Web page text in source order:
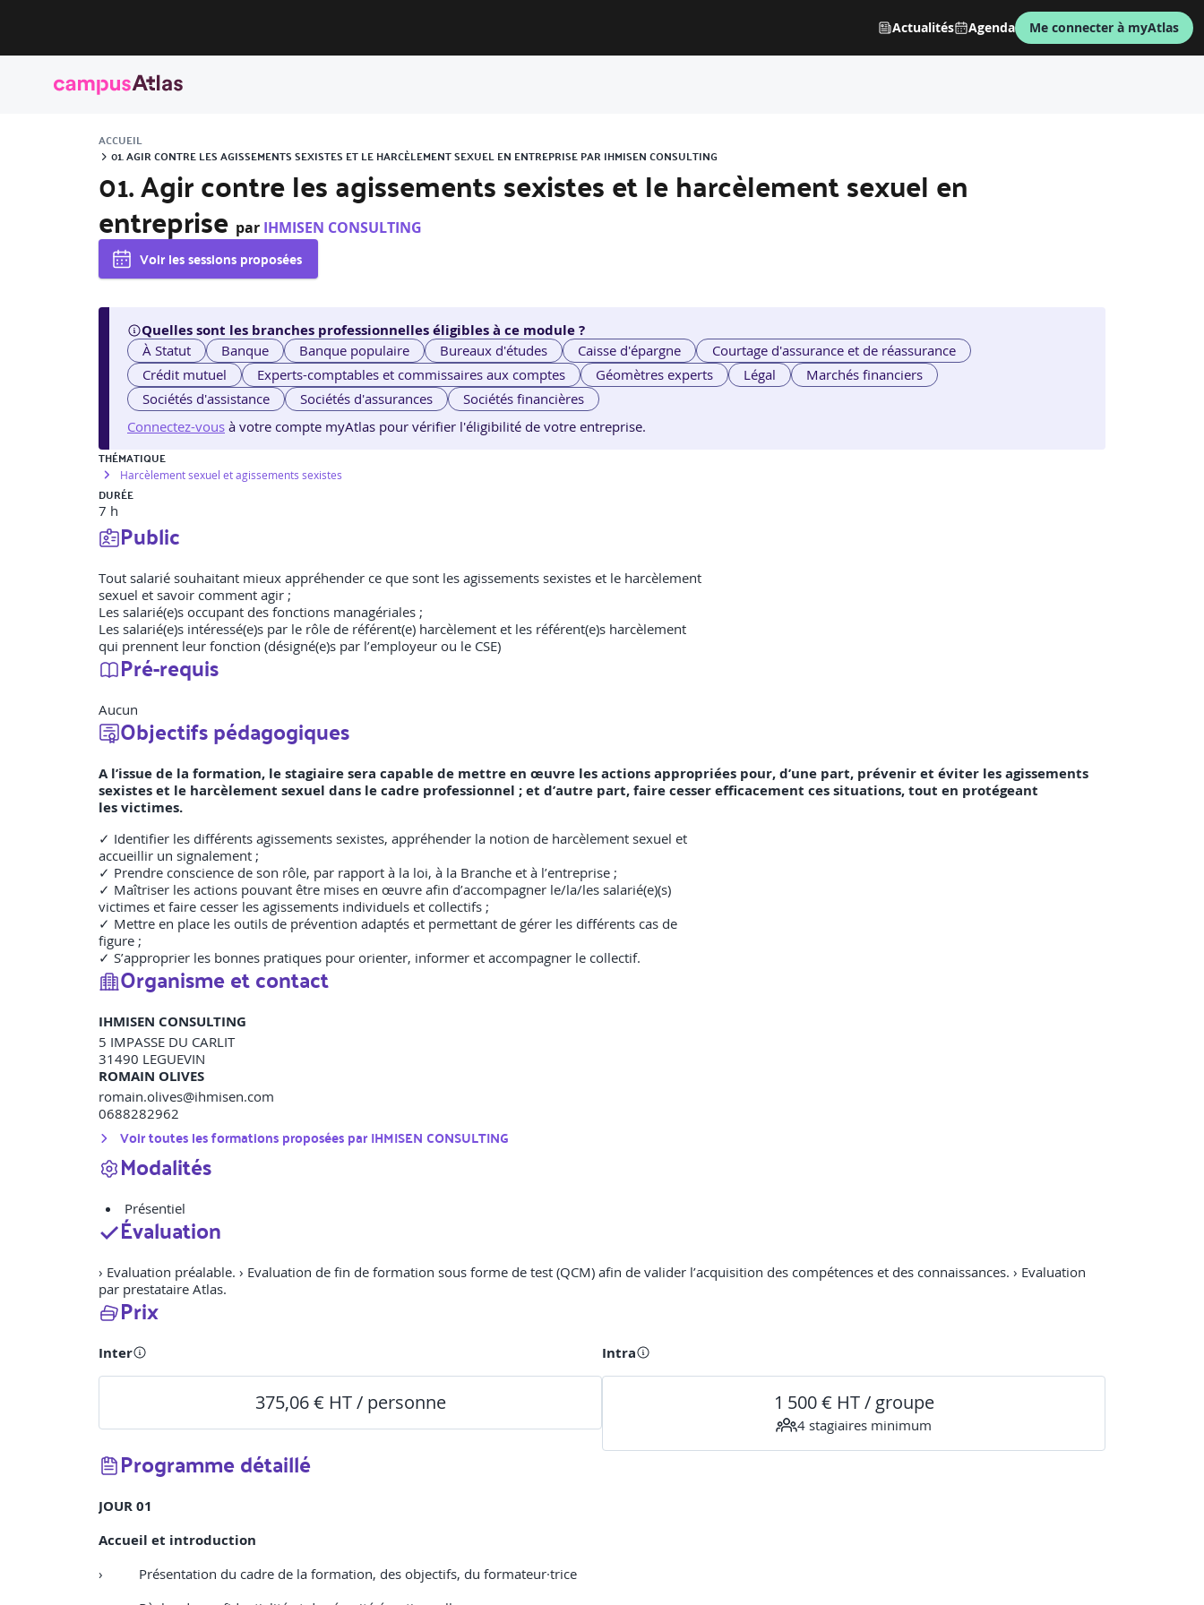
Actualités Agenda Me connecter à myAtlas
ACCUEIL
01. AGIR CONTRE LES AGISSEMENTS SEXISTES ET LE HARCÈLEMENT SEXUEL EN ENTREPRISE PAR IHMISEN CONSULTING
01. Agir contre les agissements sexistes et le harcèlement sexuel en
entreprise par IHMISEN CONSULTING
Voir les sessions proposées
Quelles sont les branches professionnelles éligibles à ce module ?
À Statut Banque Banque populaire Bureaux d'études Caisse d'épargne
Courtage d'assurance et de réassurance
Crédit mutuel
Experts-comptables et commissaires aux comptes Géomètres experts Légal
Marchés financiers
Sociétés d'assistance
Sociétés d'assurances
Sociétés financières
Connectez-vous à votre compte myAtlas pour vérifier l'éligibilité de votre entreprise.
THÉMATIQUE
Harcèlement sexuel et agissements sexistes
DURÉE
7 h
Public
Tout salarié souhaitant mieux appréhender ce que sont les agissements sexistes et le harcèlement
sexuel et savoir comment agir ;
Les salarié(e)s occupant des fonctions managériales ;
Les salarié(e)s intéressé(e)s par le rôle de référent(e) harcèlement et les référent(e)s harcèlement
qui prennent leur fonction (désigné(e)s par l’employeur ou le CSE)
Pré-requis
Aucun
Objectifs pédagogiques
A l’issue de la formation, le stagiaire sera capable de mettre en œuvre les actions appropriées pour, d’une part, prévenir et éviter les agissements
sexistes et le harcèlement sexuel dans le cadre professionnel ; et d’autre part, faire cesser efficacement ces situations, tout en protégeant
les victimes.
✓ Identifier les différents agissements sexistes, appréhender la notion de harcèlement sexuel et
accueillir un signalement ;
✓ Prendre conscience de son rôle, par rapport à la loi, à la Branche et à l’entreprise ;
✓ Maîtriser les actions pouvant être mises en œuvre afin d’accompagner le/la/les salarié(e)(s)
victimes et faire cesser les agissements individuels et collectifs ;
✓ Mettre en place les outils de prévention adaptés et permettant de gérer les différents cas de
figure ;
✓ S’approprier les bonnes pratiques pour orienter, informer et accompagner le collectif.
Organisme et contact
IHMISEN CONSULTING
5 IMPASSE DU CARLIT
31490 LEGUEVIN
ROMAIN OLIVES
romain.olives@ihmisen.com
0688282962
Voir toutes les formations proposées parIHMISEN CONSULTING
Modalités
Présentiel
Évaluation
› Evaluation préalable. › Evaluation de fin de formation sous forme de test (QCM) afin de valider l’acquisition des compétences et des connaissances. › Evaluation
par prestataire Atlas.
Prix
Inter
375,06 € HT / personne
Intra
1 500 € HT / groupe
4 stagiaires minimum
Programme détaillé
JOUR 01
Accueil et introduction
›
Présentation du cadre de la formation, des objectifs, du formateur·trice